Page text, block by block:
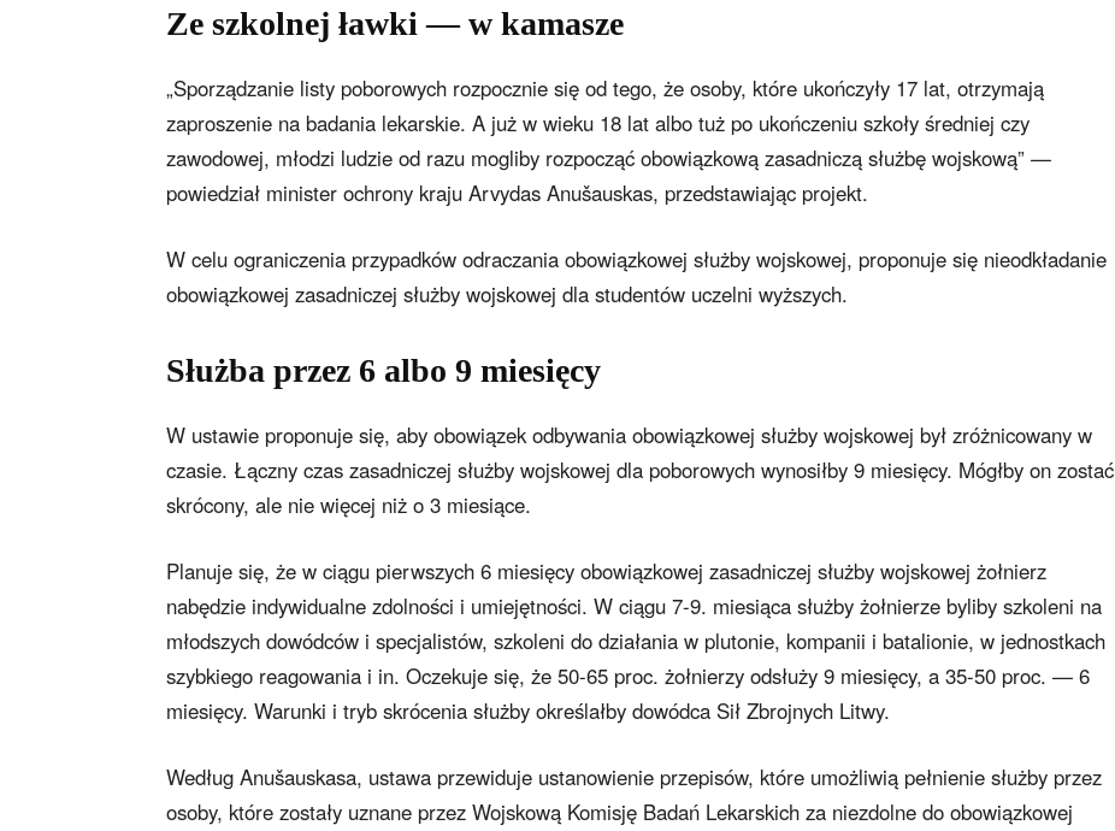
Ze szkolnej ławki — w kamasze
„Sporządzanie listy poborowych rozpocznie się od tego, że osoby, które ukończyły 17 lat, otrzymają
zaproszenie na badania lekarskie. A już w wieku 18 lat albo tuż po ukończeniu szkoły średniej czy
zawodowej, młodzi ludzie od razu mogliby rozpocząć obowiązkową zasadniczą służbę wojskową” —
powiedział minister ochrony kraju Arvydas Anušauskas, przedstawiając projekt.
W celu ograniczenia przypadków odraczania obowiązkowej służby wojskowej, proponuje się nieodkładanie
obowiązkowej zasadniczej służby wojskowej dla studentów uczelni wyższych.
Służba przez 6 albo 9 miesięcy
W ustawie proponuje się, aby obowiązek odbywania obowiązkowej służby wojskowej był zróżnicowany w
czasie. Łączny czas zasadniczej służby wojskowej dla poborowych wynosiłby 9 miesięcy. Mógłby on zostać
skrócony, ale nie więcej niż o 3 miesiące.
Planuje się, że w ciągu pierwszych 6 miesięcy obowiązkowej zasadniczej służby wojskowej żołnierz
nabędzie indywidualne zdolności i umiejętności. W ciągu 7-9. miesiąca służby żołnierze byliby szkoleni na
młodszych dowódców i specjalistów, szkoleni do działania w plutonie, kompanii i batalionie, w jednostkach
szybkiego reagowania i in. Oczekuje się, że 50-65 proc. żołnierzy odsłuży 9 miesięcy, a 35-50 proc. — 6
miesięcy. Warunki i tryb skrócenia służby określałby dowódca Sił Zbrojnych Litwy.
Według Anušauskasa, ustawa przewiduje ustanowienie przepisów, które umożliwią pełnienie służby przez
osoby, które zostały uznane przez Wojskową Komisję Badań Lekarskich za niezdolne do obowiązkowej